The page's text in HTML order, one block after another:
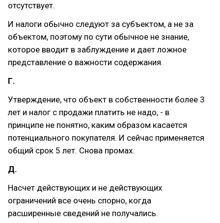
отсутствует.
И налоги обычно следуют за субъектом, а не за
объектом, поэтому по сути обычное не знание,
которое вводит в заблуждение и дает ложное
представление о важности содержания.
Г.
Утверждение, что объект в собственности более 3
лет и налог с продажи платить не надо, - в
принципе не понятно, каким образом касается
потенциального покупателя. И сейчас применяется
общий срок 5 лет. Снова промах.
Д.
Насчет действующих и не действующих
ограничений все очень спорно, когда
расширенные сведений не получались.